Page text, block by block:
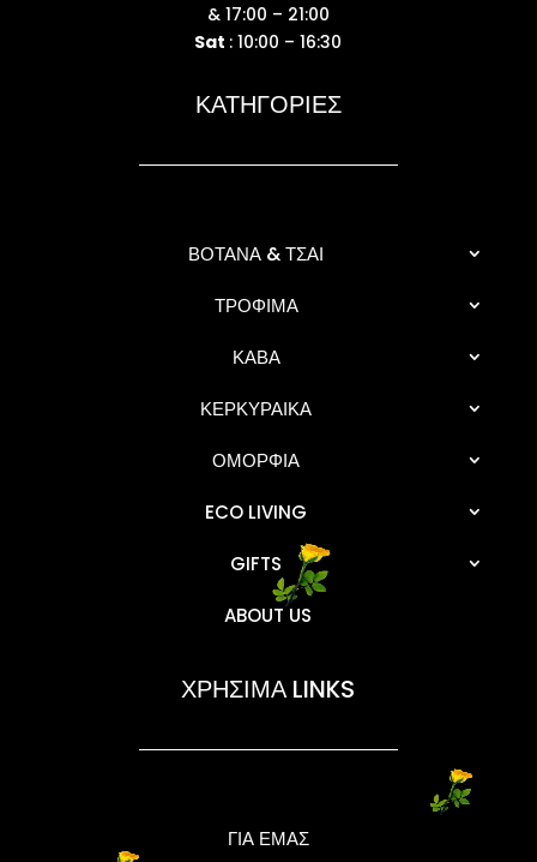
& 17:00 – 21:00
Sat : 10:00 – 16:30
ΚΑΤΗΓΟΡΙΕΣ
ΒΟΤΑΝΑ & ΤΣΑΙ
ΤΡΟΦΙΜΑ
ΚΑΒΑ
ΚΕΡΚΥΡΑΙΚΑ
ΟΜΟΡΦΙΑ
ECO LIVING
GIFTS
ABOUT US
ΧΡΗΣΙΜΑ LINKS
ΓΙΑ ΕΜΑΣ